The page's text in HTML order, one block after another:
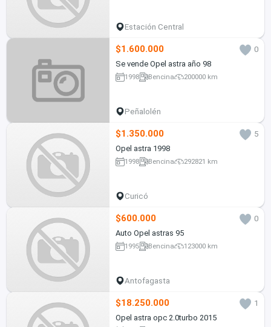
Estación Central
$1.600.000
0
Se vende Opel astra año 98
1998 Bencina 200000 km
Peñalolén
$1.350.000
5
Opel astra 1998
1998 Bencina 292821 km
Curicó
$600.000
0
Auto Opel astras 95
1995 Bencina 123000 km
Antofagasta
$18.250.000
1
Opel astra opc 2.0turbo 2015